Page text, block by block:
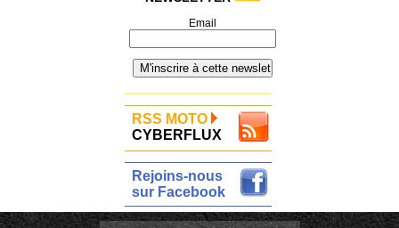
Email
RSS MOTO
CYBERFLUX
Rejoins-nous
sur Facebook